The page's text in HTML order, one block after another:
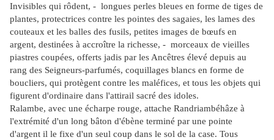
Invisibles qui rôdent, - longues perles bleues en forme de tiges de
plantes, protectrices contre les pointes des sagaies, les lames des
couteaux et les balles des fusils, petites images de bœufs en
argent, destinées à accroître la richesse, - morceaux de vieilles
piastres coupées, offerts jadis par les Ancêtres élevé depuis au
rang des Seigneurs-parfumés, coquillages blancs en forme de
boucliers, qui protègent contre les maléfices, et tous les objets qui
figurent d'ordinaire dans l'attirail sacré des idoles.
Ralambe, avec une écharpe rouge, attache Randriambéhâze à
l'extrémité d'un long bâton d'ébène terminé par une pointe
d'argent il le fixe d'un seul coup dans le sol de la case. Tous